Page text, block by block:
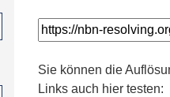
Sie können die
Links auch hier testen: